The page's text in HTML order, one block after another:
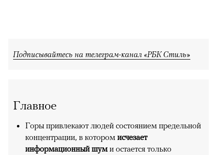
Подписывайтесь на телеграм-канал «РБК Стиль»
Главное
Горы привлекают людей состоянием предельной
концентрации, в котором исчезает
информационный шуми остается только